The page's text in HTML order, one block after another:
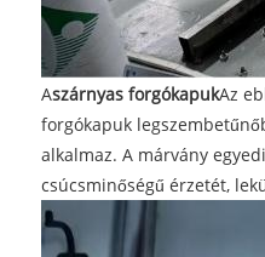
Aszárnyas forgókapukAz
forgókapuk
alkalmaz. A márvány
csúcsminőségű érzetét,